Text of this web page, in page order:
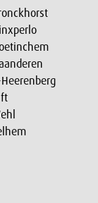
Heerenberg